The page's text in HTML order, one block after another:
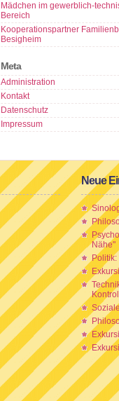
Mädchen im gewerblich-
Bereich
Kooperationspartner
Besigheim
Meta
Administration
Kontakt
Datenschutz
Impressum
Neue
Nähe"
Politik: